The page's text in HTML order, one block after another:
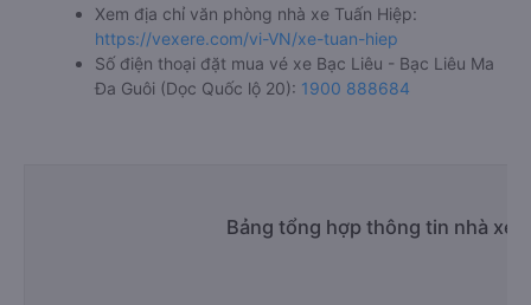
Xem địa chỉ văn phòng nhà xe Tuấn Hiệp:
https://vexere.com/vi-VN/xe-tuan-hiep
Số điện thoại đặt mua vé xe Bạc Liêu - Bạc Liêu Ma
Đa Guôi (Dọc Quốc lộ 20): 1900 888684
Bảng tổng hợp thông tin nhà xe